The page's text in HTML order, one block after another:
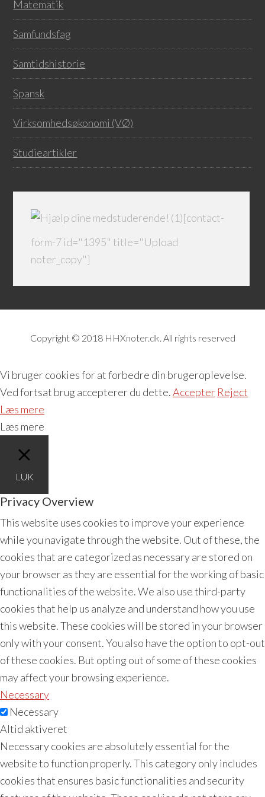
Matematik
Samfundsfag
Samtidshistorie
Spansk
Virksomhedsøkonomi (VØ)
Studieartikler
[contact-
form-7 id="1395" title="Upload
noter_copy"]
Copyright © 2018 HHXnoter.dk. All rights reserved
Vi bruger cookies for at forbedre din brugeroplevelse.
Ved fortsat brug accepterer du dette.Accepter Reject
Læs mere
Læs mere
LUK
Privacy Overview
This website uses cookies to improve your experience
while you navigate through the website. Out of these, the
cookies that are categorized as necessary are stored on
your browser as they are essential for the working of basic
functionalities of the website. We also use third-party
cookies that help us analyze and understand how you use
this website. These cookies will be stored in your browser
only with your consent. You also have the option to opt-out
of these cookies. But opting out of some of these cookies
may affect your browsing experience.
Necessary
Necessary
Altid aktiveret
Necessary cookies are absolutely essential for the
website to function properly. This category only includes
cookies that ensures basic functionalities and security